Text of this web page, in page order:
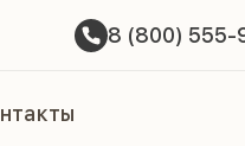
8 (800) 555-